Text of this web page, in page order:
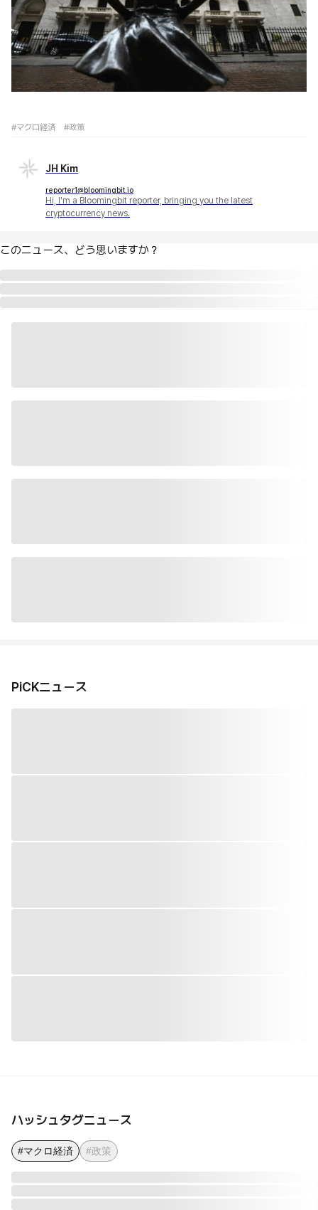
#マクロ経済 #政策
JH Kim
reporter1@bloomingbit.io
Hi, I'm a Bloomingbit reporter, bringing you the latest
cryptocurrency news.
このニュース、どう思いますか？
PiCKニュース
ハッシュタグニュース
#マクロ経済 #政策